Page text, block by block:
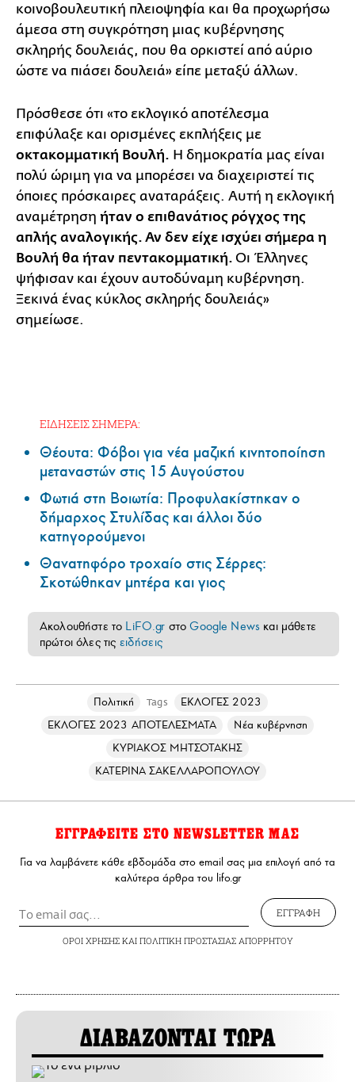
κοινοβουλευτική πλειοψηφία και θα προχωρήσω
άμεσα στη συγκρότηση μιας κυβέρνησης
σκληρής δουλειάς, που θα ορκιστεί από αύριο
ώστε να πιάσει δουλειά» είπε μεταξύ άλλων.
Πρόσθεσε ότι «το εκλογικό αποτέλεσμα
επιφύλαξε και ορισμένες εκπλήξεις με
οκτακομματική Βουλή. Η δημοκρατία μας είναι
πολύ ώριμη για να μπορέσει να διαχειριστεί τις
όποιες πρόσκαιρες αναταράξεις. Αυτή η εκλογική
αναμέτρηση ήταν ο επιθανάτιος ρόγχος της
απλής αναλογικής. Αν δεν είχε ισχύει σήμερα η
Βουλή θα ήταν πεντακομματική. Οι Έλληνες
ψήφισαν και έχουν αυτοδύναμη κυβέρνηση.
Ξεκινά ένας κύκλος σκληρής δουλειάς»
σημείωσε.
ΕΙΔΗΣΕΙΣ ΣΗΜΕΡΑ:
Θέουτα: Φόβοι για νέα μαζική κινητοποίηση
μεταναστών στις 15 Αυγούστου
Φωτιά στη Βοιωτία: Προφυλακίστηκαν ο
δήμαρχος Στυλίδας και άλλοι δύο
κατηγορούμενοι
Θανατηφόρο τροχαίο στις Σέρρες:
Σκοτώθηκαν μητέρα και γιος
Ακολουθήστε το LiFO.gr στοGoogle News και μάθετε
πρώτοι όλες τις ειδήσεις
Πολιτική Tags
ΕΚΛΟΓΕΣ 2023
ΕΚΛΟΓΕΣ 2023 ΑΠΟΤΕΛΕΣΜΑΤΑ
Νέα κυβέρνηση
ΚΥΡΙΑΚΟΣ ΜΗΤΣΟΤΑΚΗΣ
ΚΑΤΕΡΙΝΑ ΣΑΚΕΛΛΑΡΟΠΟΥΛΟΥ
ΕΓΓΡΑΦΕΙΤΕ ΣΤΟ NEWSLETTER ΜΑΣ
Για να λαμβάνετε κάθε εβδομάδα στο email σας μια επιλογή από τα
καλύτερα άρθρα του lifo.gr
ΕΓΓΡΑΦΗ
ΟΡΟΙ ΧΡΗΣΗΣΚΑΙ ΠΟΛΙΤΙΚΗ ΠΡΟΣΤΑΣΙΑΣ ΑΠΟΡΡΗΤΟΥ
ΔΙΑΒΑΖΟΝΤΑΙ ΤΩΡΑ